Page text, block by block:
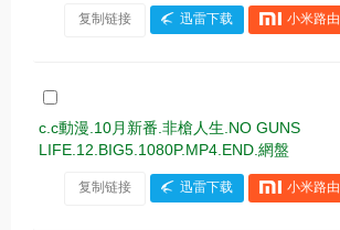
复制链接 迅雷下载 小米路由
c.c動漫.10月新番.非槍人生.NO GUNS
LIFE.12.BIG5.1080P.MP4.END.網盤
复制链接 迅雷下载 小米路由